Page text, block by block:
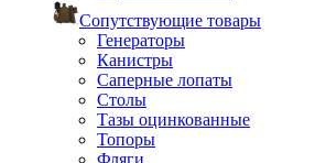
Сопутствующие товары
Генераторы
Канистры
Саперные лопаты
Столы
Тазы оцинкованные
Топоры
Фляги